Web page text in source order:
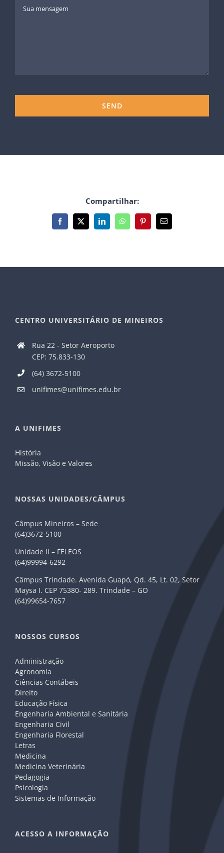
Compartilhar:
Facebook
X LinkedInWhatsAppPinterest
E-
mail
CENTRO UNIVERSITÁRIO DE MINEIROS
Rua 22 - Setor Aeroporto
CEP: 75.833-130
(64) 3672-5100
unifimes@unifimes.edu.br
A UNIFIMES
História
Missão, Visão e Valores
NOSSAS UNIDADES/CÂMPUS
Câmpus Mineiros – Sede
(64)3672-5100
Unidade II – FELEOS
(64)99994-6292
Câmpus Trindade. Avenida Guapó, Qd. 45, Lt. 02, Setor
Maysa I. CEP 75380- 289. Trindade – GO
(64)99654-7657
NOSSOS CURSOS
Administração
Agronomia
Ciências Contábeis
Direito
Educação Física
Engenharia Ambiental e Sanitária
Engenharia Civil
Engenharia Florestal
Letras
Medicina
Medicina Veterinária
Pedagogia
Psicologia
Sistemas de Informação
ACESSO A INFORMAÇÃO